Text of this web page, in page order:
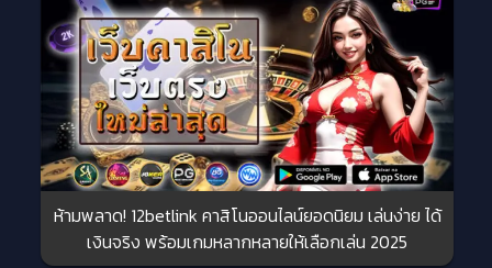
ห้ามพลาด! 12betlink คาสิโนออนไลน์ยอดนิยม เล่นง่าย ได้
เงินจริง พร้อมเกมหลากหลายให้เลือกเล่น 2025